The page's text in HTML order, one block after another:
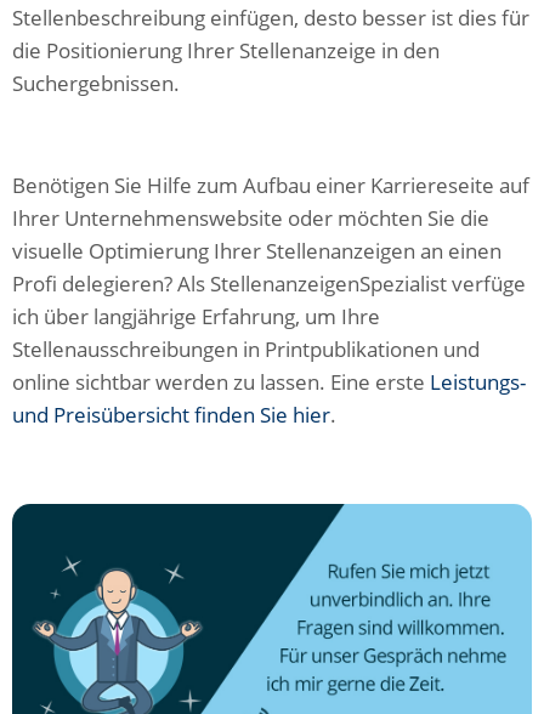
Stellenbeschreibung einfügen, desto besser ist dies für
die Positionierung Ihrer Stellenanzeige in den
Suchergebnissen.
Benötigen Sie Hilfe zum Aufbau einer Karriereseite auf
Ihrer Unternehmenswebsite oder möchten Sie die
visuelle Optimierung Ihrer Stellenanzeigen an einen
Profi delegieren? Als StellenanzeigenSpezialist verfüge
ich über langjährige Erfahrung, um Ihre
Stellenausschreibungen in Printpublikationen und
online sichtbar werden zu lassen. Eine erste Leistungs-
und Preisübersicht finden Sie hier.